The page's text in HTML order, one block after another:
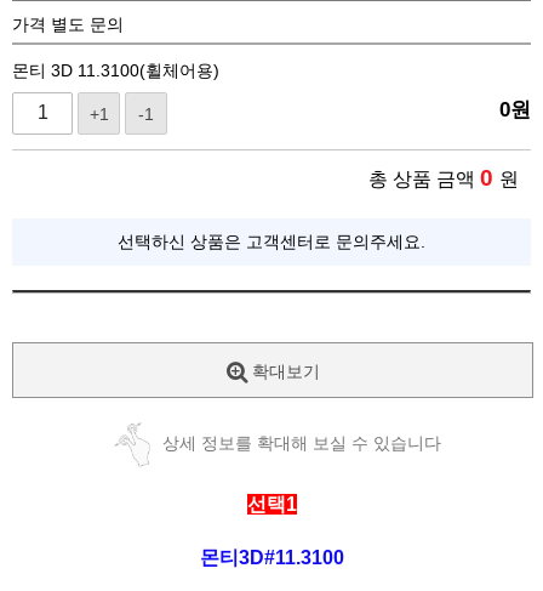
가격 별도 문의
몬티 3D 11.3100(휠체어용)
+1 -1 0원
총 상품 금액 0 원
선택하신 상품은 고객센터로 문의주세요.
확대보기
상세 정보를 확대해 보실 수 있습니다
선택1
몬티3D#11.3100